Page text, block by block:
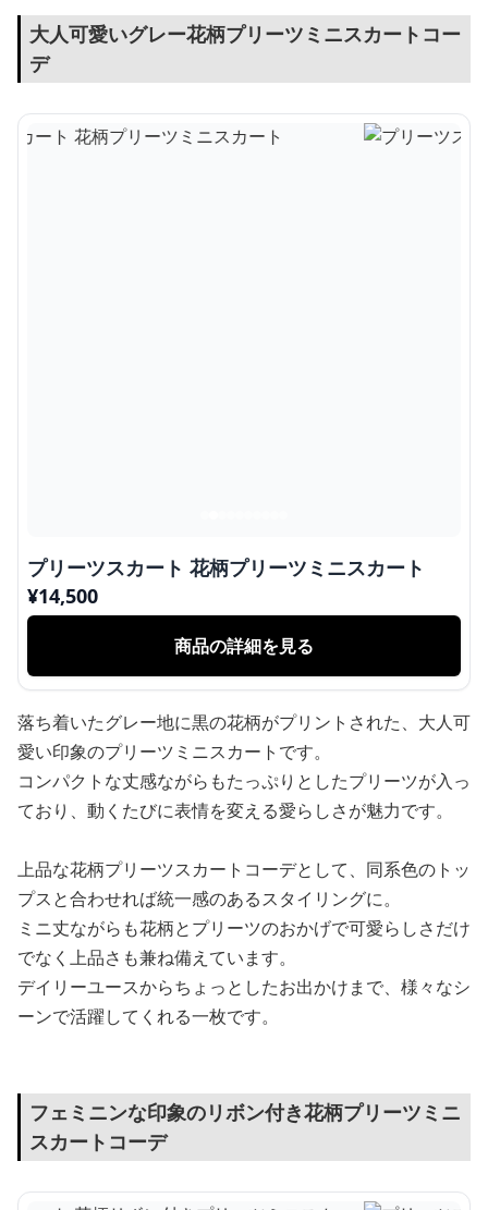
大人可愛いグレー花柄プリーツミニスカートコー
デ
プリーツスカート 花柄プリーツミニスカート
¥14,500
商品の詳細を見る
落ち着いたグレー地に黒の花柄がプリントされた、大人可
愛い印象のプリーツミニスカートです。
コンパクトな丈感ながらもたっぷりとしたプリーツが入っ
ており、動くたびに表情を変える愛らしさが魅力です。
上品な花柄プリーツスカートコーデとして、同系色のトッ
プスと合わせれば統一感のあるスタイリングに。
ミニ丈ながらも花柄とプリーツのおかげで可愛らしさだけ
でなく上品さも兼ね備えています。
デイリーユースからちょっとしたお出かけまで、様々なシ
ーンで活躍してくれる一枚です。
フェミニンな印象のリボン付き花柄プリーツミニ
スカートコーデ